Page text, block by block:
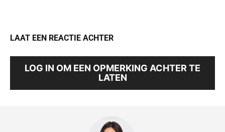
LAAT EEN REACTIE ACHTER
LOG IN OM EEN OPMERKING ACHTER TE
LATEN